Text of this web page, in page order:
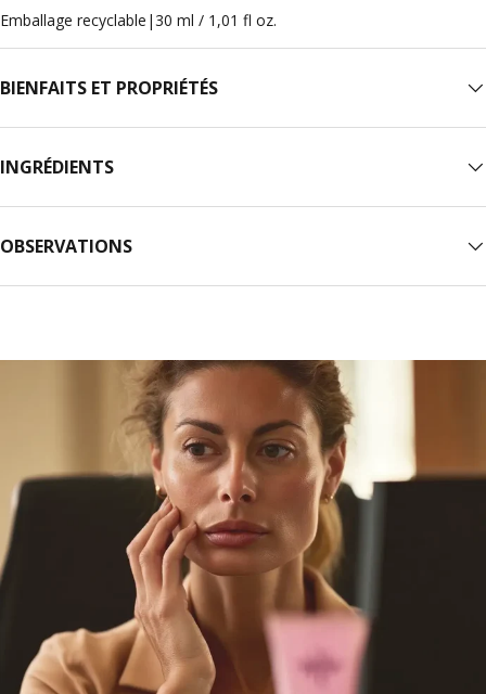
Emballage recyclable |30 ml / 1,01 fl oz.
BIENFAITS ET PROPRIÉTÉS
INGRÉDIENTS
OBSERVATIONS